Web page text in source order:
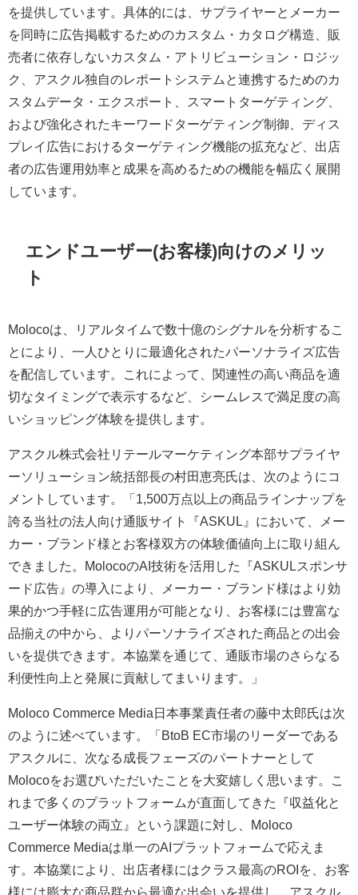
を提供しています。具体的には、サプライヤーとメーカー
を同時に広告掲載するためのカスタム・カタログ構造、販
売者に依存しないカスタム・アトリビューション・ロジッ
ク、アスクル独自のレポートシステムと連携するためのカ
スタムデータ・エクスポート、スマートターゲティング、
および強化されたキーワードターゲティング制御、ディス
プレイ広告におけるターゲティング機能の拡充など、出店
者の広告運用効率と成果を高めるための機能を幅広く展開
しています。
エンドユーザー(お客様)向けのメリッ
ト
Molocoは、リアルタイムで数十億のシグナルを分析するこ
とにより、一人ひとりに最適化されたパーソナライズ広告
を配信しています。これによって、関連性の高い商品を適
切なタイミングで表示するなど、シームレスで満足度の高
いショッピング体験を提供します。
アスクル株式会社リテールマーケティング本部サプライヤ
ーソリューション統括部長の村田恵亮氏は、次のようにコ
メントしています。「1,500万点以上の商品ラインナップを
誇る当社の法人向け通販サイト『ASKUL』において、メー
カー・ブランド様とお客様双方の体験価値向上に取り組ん
できました。MolocoのAI技術を活用した『ASKULスポンサ
ード広告』の導入により、メーカー・ブランド様はより効
果的かつ手軽に広告運用が可能となり、お客様には豊富な
品揃えの中から、よりパーソナライズされた商品との出会
いを提供できます。本協業を通じて、通販市場のさらなる
利便性向上と発展に貢献してまいります。」
Moloco Commerce Media日本事業責任者の藤中太郎氏は次
のように述べています。「BtoB EC市場のリーダーである
アスクルに、次なる成長フェーズのパートナーとして
Molocoをお選びいただいたことを大変嬉しく思います。こ
れまで多くのプラットフォームが直面してきた『収益化と
ユーザー体験の両立』という課題に対し、Moloco
Commerce Mediaは単一のAIプラットフォームで応えま
す。本協業により、出店者様にはクラス最高のROIを、お客
様には膨大な商品群から最適な出会いを提供し、アスクル